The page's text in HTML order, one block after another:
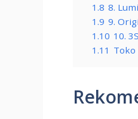
1.8 8.
1.9 9.
1.10 10.
1.11 Toko